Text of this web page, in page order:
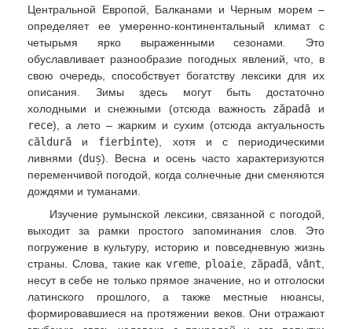
Центральной Европой, Балканами и Черным морем –
определяет ее умеренно-континентальный климат с
четырьмя ярко выраженными сезонами. Это
обуславливает разнообразие погодных явлений, что, в
свою очередь, способствует богатству лексики для их
описания. Зимы здесь могут быть достаточно
холодными и снежными (отсюда важность zăpadă и
rece), а лето – жарким и сухим (отсюда актуальность
căldură и fierbinte), хотя и с периодическими
ливнями (duș). Весна и осень часто характеризуются
переменчивой погодой, когда солнечные дни сменяются
дождями и туманами.
Изучение румынской лексики, связанной с погодой,
выходит за рамки простого запоминания слов. Это
погружение в культуру, историю и повседневную жизнь
страны. Слова, такие как vreme ploaie zăpadă vânt
несут в себе не только прямое значение, но и отголоски
латинского прошлого, а также местные нюансы,
формировавшиеся на протяжении веков. Они отражают